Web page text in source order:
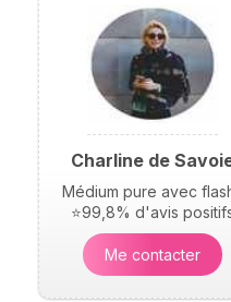
Charline de
Médium pure avec
⭐99,8% d'avis
Me contacter